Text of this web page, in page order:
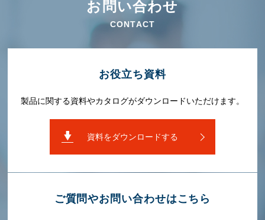
お問い合わせ
CONTACT
お役⽴ち資料
製品に関する資料やカタログがダウンロードいただけます。
資料をダウンロードする
ご質問やお問い合わせはこちら